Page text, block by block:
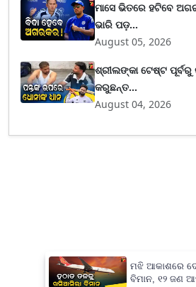
ମାସେ ଭିତରେ ହଟିବେ
ଭାରି ପଡ଼...
August 05, 2026
ଶ୍ରୀଲଙ୍କା ଟେଷ୍ଟ
କରୁଛନ୍ତ...
August 04, 2026
ମଝି ଆକାଶରେ
ବିମାନ, ୧୨ ଜଣ